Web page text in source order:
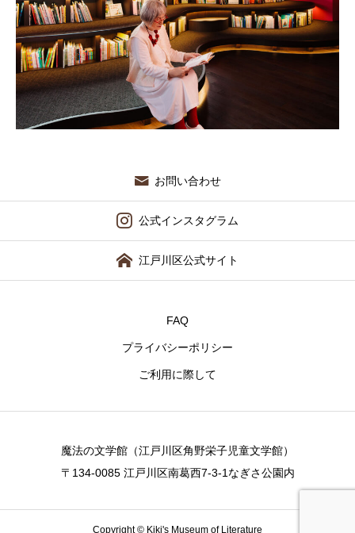
お問い合わせ
公式インスタグラム
江戸川区公式サイト
FAQ
プライバシーポリシー
ご利用に際して
魔法の文学館（江戸川区角野栄子児童文学館）
〒134-0085 江戸川区南葛西7-3-1なぎさ公園内
Copyright © Kiki's Museum of Literature